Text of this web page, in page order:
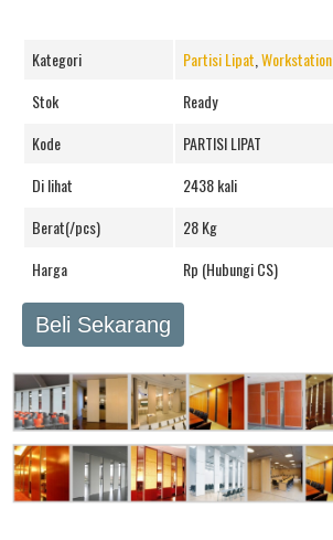
Kategori Partisi Lipat Workstation
Stok
Ready
Kode
PARTISI LIPAT
Di lihat
2438 kali
Berat(/pcs)
28 Kg
Harga
Rp (Hubungi CS)
Beli Sekarang